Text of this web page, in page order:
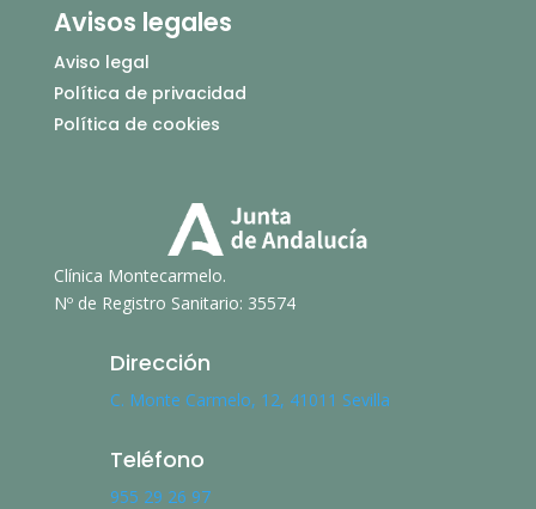
Avisos legales
Aviso legal
Política de privacidad
Política de cookies
Clínica Montecarmelo.
Nº de Registro Sanitario: 35574
Dirección
C. Monte Carmelo, 12, 41011 Sevilla
Teléfono
955 29 26 97